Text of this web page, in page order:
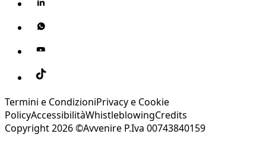
Termini e CondizioniPrivacy e Cookie
PolicyAccessibilitàWhistleblowingCredits
Copyright 2026 ©Avvenire P.Iva 00743840159